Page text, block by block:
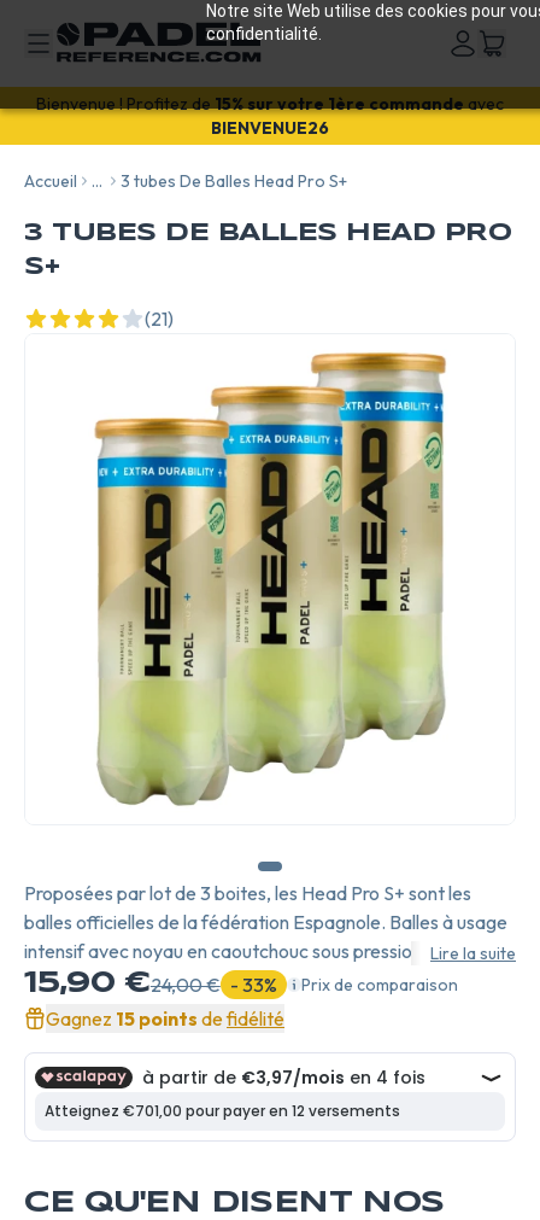
Notre site Web utilise des cookies pour
confidentialité.
EXCEPTIONNEL! 20% de remiseavec "SUMMER20"
Accueil ... 3 tubes De Balles Head Pro S+
3 TUBES DE BALLES HEAD PRO
S+
(21)
Proposées par lot de 3 boites, les Head Pro S+ sont les
balles officielles de la fédération Espagnole. Balles à usage
intensif avec noyau en caoutchouc sous pression, elles sont
adaptées à tout type de joueur et de niveau.
Lire la suite
15,90 €24,00 € - 33% Prix de comparaison
Gagnez 15 points defidélité
CE QU'EN DISENT NOS